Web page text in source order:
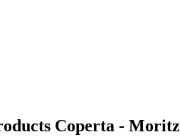
Coperta - Moritz